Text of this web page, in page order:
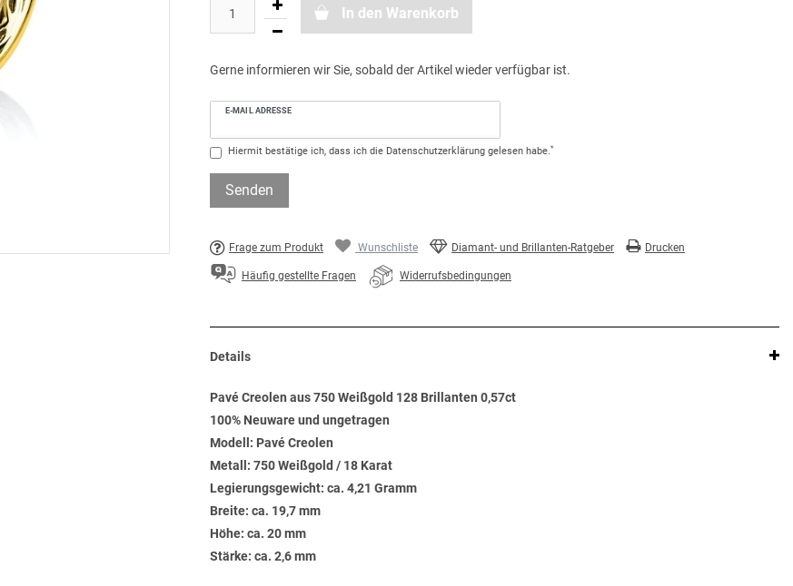
In den Warenkorb
Gerne informieren wir Sie, sobald der Artikel wieder verfügbar ist.
E-MAIL ADRESSE
Hiermit bestätige ich, dass ich die Daten­schutz­erklärung gelesen habe.*
Senden
Frage zum Produkt Wunschliste Diamant- und Brillanten-Ratgeber Drucken
Häufig gestellte Fragen Widerrufsbedingungen
Details
Pavé Creolen aus 750 Weißgold 128 Brillanten 0,57ct
100% Neuware und ungetragen
Modell: Pavé Creolen
Metall: 750 Weißgold / 18 Karat
Legierungsgewicht: ca. 4,21 Gramm
Breite: ca. 19,7 mm
Höhe: ca. 20 mm
Stärke: ca. 2,6 mm